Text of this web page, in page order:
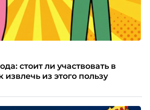
стоит ли участвовать в
извлечь из этого пользу